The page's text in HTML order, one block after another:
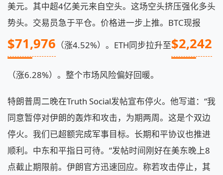
美元。其中超4亿美元来自空头。这场空头挤压强化多头
势头。交易员急于平仓。价格进一步上推。BTC现报
$71,976 （涨4.52%）。ETH同步拉升至$2,242
（涨6.28%）。整个市场风险偏好回暖。
特朗普周二晚在Truth Social发帖宣布停火。他写道：“我
同意暂停对伊朗的轰炸和攻击，为期两周。这是个双边
停火。我们已超额完成军事目标。长期和平协议也推进
顺利。中东和平指日可待。”发帖时间刚好在美东晚上8
点截止期限前。伊朗官方迅速回应。称若攻击停止，其